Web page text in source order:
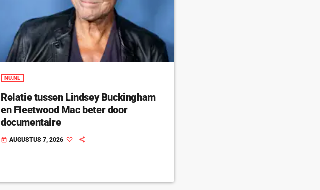
NU.NL
Relatie tussen Lindsey Buckingham
en Fleetwood Mac beter door
documentaire
today AUGUSTUS 7, 2026